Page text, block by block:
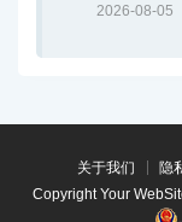
2026-08-05
关于我们 隐
Copyright Your